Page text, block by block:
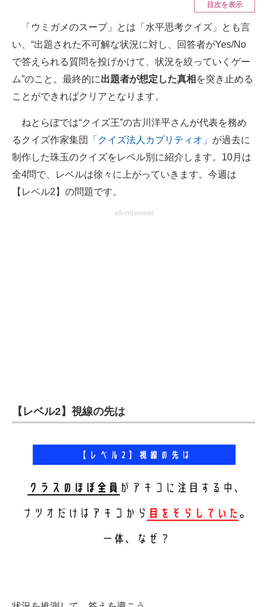
スマホと通信の最新トレンド
好きが集まる 比べて選べる
ビジネスと働き方のヒント
AI活用のいまが分かる
企業ITのトレンドを詳説
経営リーダーのコミュニティ
電子設計の基本と応用
建設×テクノロジーの最前線
ちょっと気になるネットの話題
目次を表示
「ウミガメのスープ」とは「水平思考クイズ」とも言
い、“出題された不可解な状況に対し、回答者がYes/No
で答えられる質問を投げかけて、状況を絞っていくゲー
ム”のこと。最終的に出題者が想定した真相 を突き止める
ことができればクリアとなります。
ねとらぼでは“クイズ王”の古川洋平さんが代表を務め
るクイズ作家集団
「クイズ法人カプリティオ」 が過去に
制作した珠玉のクイズをレベル別に紹介します。10月は
全4問で、レベルは徐々に上がっていきます。今週は
【レベル2】の問題です。
advertisement
【レベル2】視線の先は